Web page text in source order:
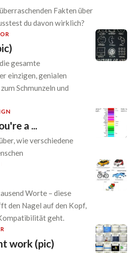
Fakten über
du davon wirklich?
gesamte
einzigen, genialen
Schmunzeln und
a ...
wie verschiedene
Worte – diese
den Nagel auf den Kopf,
geht.
work (pic)